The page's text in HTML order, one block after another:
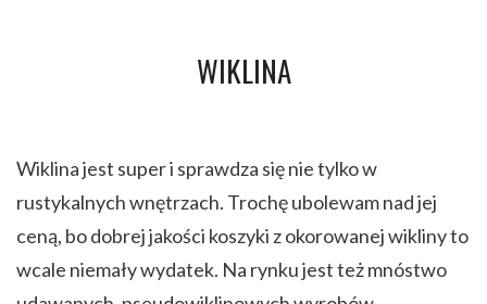
WIKLINA
Wiklina jest super i sprawdza się nie tylko w
rustykalnych wnętrzach. Trochę ubolewam nad jej
ceną, bo dobrej jakości koszyki z okorowanej wikliny to
wcale niemały wydatek. Na rynku jest też mnóstwo